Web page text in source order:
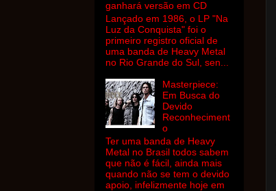
ganhará versão em CD
Lançado em 1986, o LP "Na
Luz da Conquista" foi o
primeiro registro oficial de
uma banda de Heavy Metal
no Rio Grande do Sul, sen...
Masterpiece:
Em Busca do
Devido
Reconheciment
o
Ter uma banda de Heavy
Metal no Brasil todos sabem
que não é fácil, ainda mais
quando não se tem o devido
apoio, infelizmente hoje em